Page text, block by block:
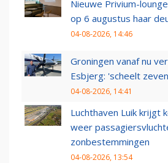
Nieuwe Privium-
op 6 augustus haar
04-08-2026, 14:46
Groningen vanaf nu
Esbjerg: 'scheelt
04-08-2026, 14:41
Luchthaven Luik krijgt
weer
zonbestemmingen
04-08-2026, 13:54